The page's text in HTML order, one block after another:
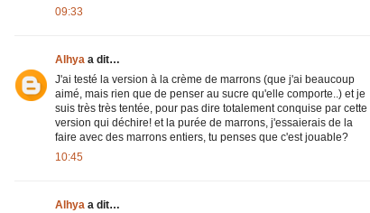
09:33
Alhya a dit…
J'ai testé la version à la crème de marrons (que j'ai beaucoup
aimé, mais rien que de penser au sucre qu'elle comporte..) et je
suis très très tentée, pour pas dire totalement conquise par cette
version qui déchire! et la purée de marrons, j'essaierais de la
faire avec des marrons entiers, tu penses que c'est jouable?
10:45
Alhya a dit…